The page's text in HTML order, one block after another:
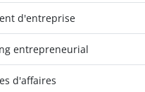
d'entreprise
entrepreneurial
d'affaires